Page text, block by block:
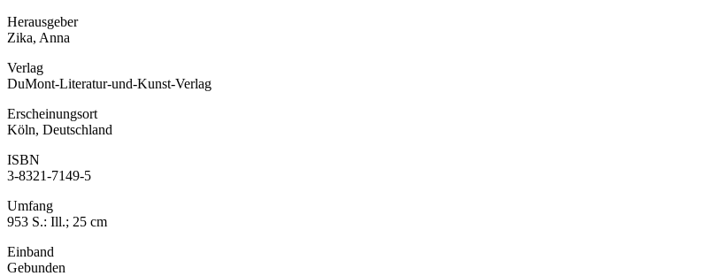
Herausgeber
Zika, Anna
Verlag
DuMont-Literatur-und-Kunst-Verlag
Erscheinungsort
Köln, Deutschland
ISBN
3-8321-7149-5
Umfang
953 S.: Ill.; 25 cm
Einband
Gebunden